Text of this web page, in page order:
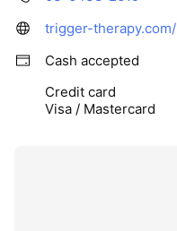
trigger-therapy.com/
Cash accepted
Credit card
Visa / Mastercard